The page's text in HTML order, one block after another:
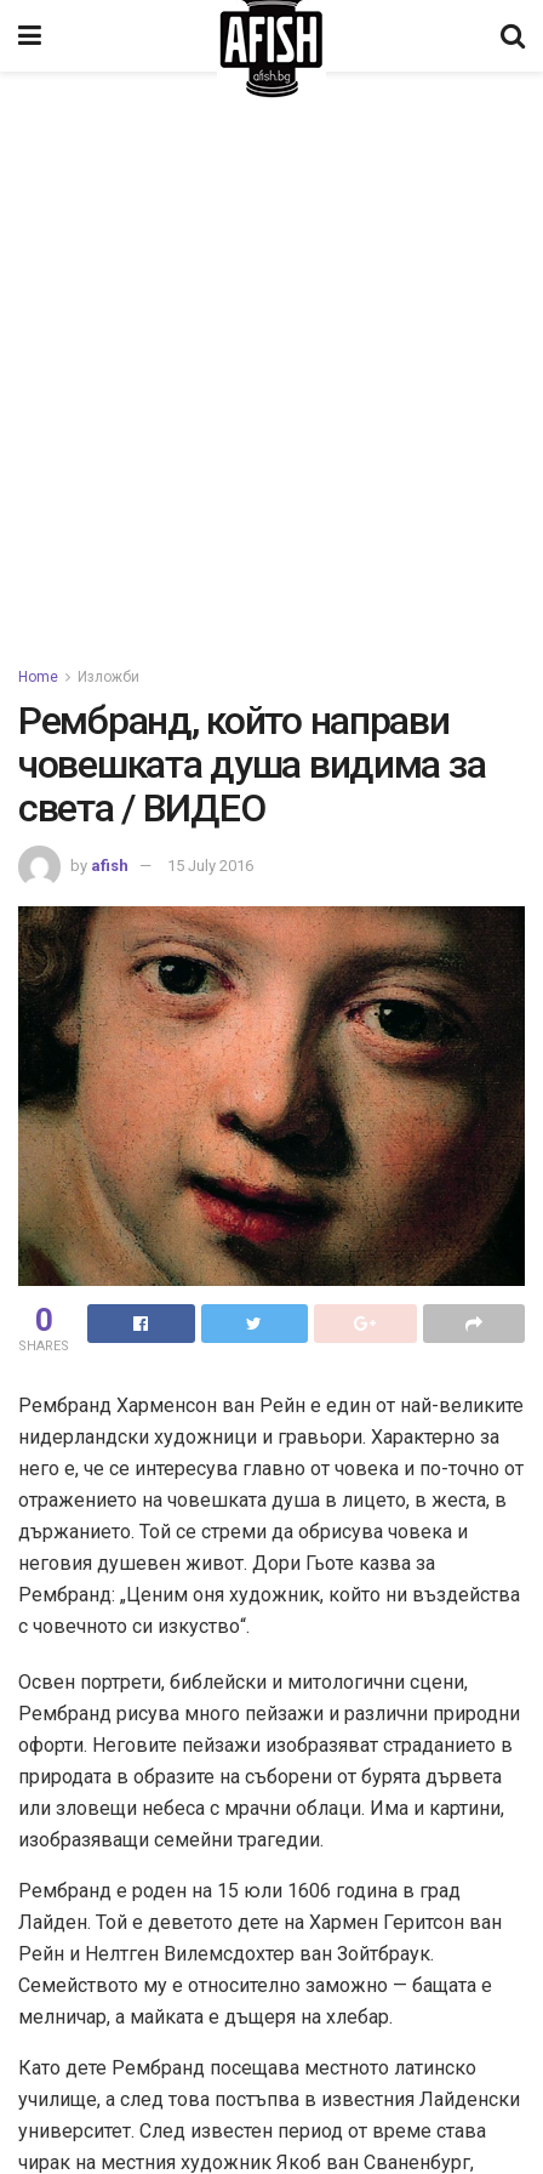
Home Изложби
Рембранд, който направи
човешката душа видима за
светa / ВИДЕО
by afish 15 July 2016
0
SHARES
Рембранд Харменсон ван Рейн е един от най-великите
нидерландски художници и гравьори. Характерно за
него е, че се интересува главно от човека и по-точно от
отражението на човешката душа в лицето, в жеста, в
държанието. Той се стреми да обрисува човека и
неговия душевен живот. Дори Гьоте казва за
Рембранд: „Ценим оня художник, който ни въздейства
с човечното си изкуство“.
Освен портрети, библейски и митологични сцени,
Рембранд рисува много пейзажи и различни природни
офорти. Неговите пейзажи изобразяват страданието в
природата в образите на съборени от бурята дървета
или зловещи небеса с мрачни облаци. Има и картини,
изобразяващи семейни трагедии.
Рембранд е роден на 15 юли 1606 година в град
Лайден. Той е деветото дете на Хармен Геритсон ван
Рейн и Нелтген Вилемсдохтер ван Зойтбраук.
Семейството му е относително заможно — бащата е
мелничар, а майката е дъщеря на хлебар.
Като дете Рембранд посещава местното латинско
училище, а след това постъпва в известния Лайденски
университет. След известен период от време става
чирак на местния художник Якоб ван Сваненбург,